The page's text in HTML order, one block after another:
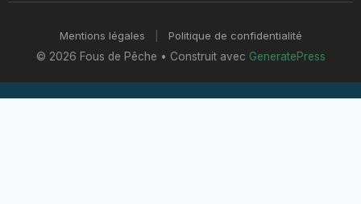
Mentions légales
Politique de confidentialité
© 2026 Fous de Pêche • Construit avec GeneratePress